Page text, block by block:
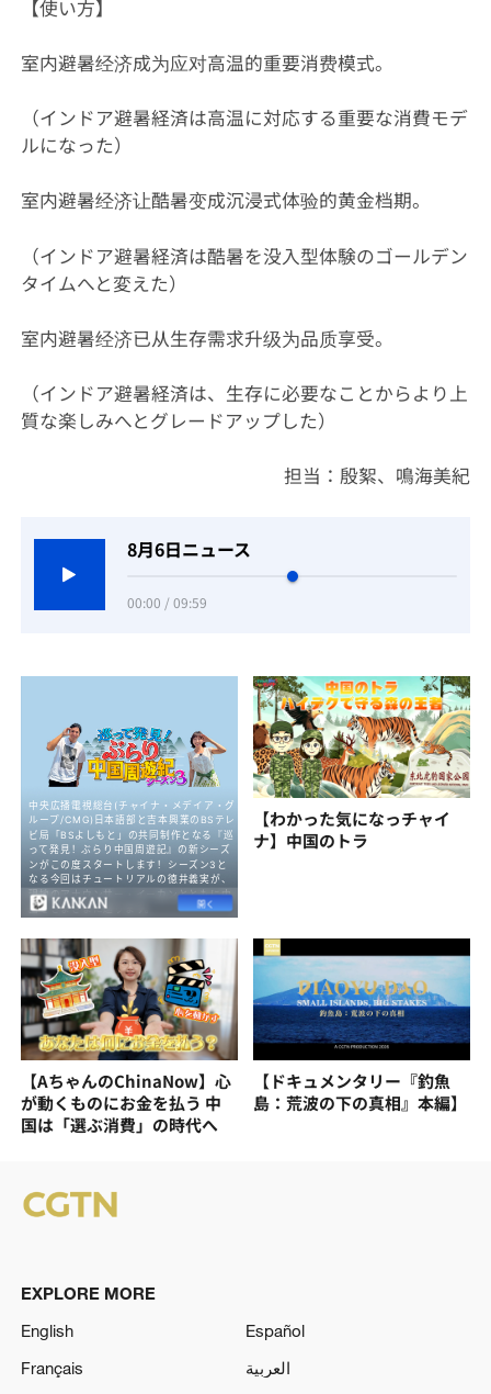
【使い方】
室内避暑经济成为应对高温的重要消费模式。
（インドア避暑経済は高温に対応する重要な消費モデ
ルになった）
室内避暑经济让酷暑变成沉浸式体验的黄金档期。
（インドア避暑経済は酷暑を没入型体験のゴールデン
タイムへと変えた）
室内避暑经济已从生存需求升级为品质享受。
（インドア避暑経済は、生存に必要なことからより上
質な楽しみへとグレードアップした）
担当：殷絮、鳴海美紀
8月6日ニュース
00:00 / 09:59
【わかった気になっチャイ
ナ】中国のトラ
【AちゃんのChinaNow】心
が動くものにお金を払う 中
国は「選ぶ消費」の時代へ
【ドキュメンタリー『釣魚
島：荒波の下の真相』本編】
EXPLORE MORE
English
Español
Français
العربية